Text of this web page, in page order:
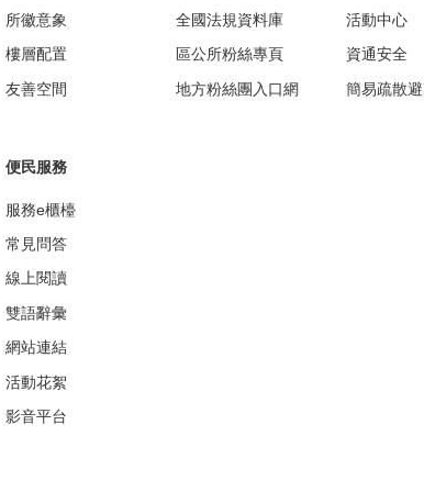
所徽意象
樓層配置
友善空間
全國法規資料庫
區公所粉絲專頁
地方粉絲團入口網
活動中心
資通安全
簡易疏散
便民服務
服務e櫃檯
常見問答
線上閱讀
雙語辭彙
網站連結
活動花絮
影音平台